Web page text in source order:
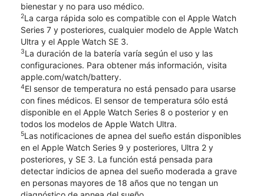
bienestar y no para uso médico.
2La carga rápida solo es compatible con el Apple Watch
Series 7 y posteriores, cualquier modelo de Apple Watch
Ultra y el Apple Watch SE 3.
3La duración de la batería varía según el uso y las
configuraciones. Para obtener más información, visita
apple.com/watch/battery.
4El sensor de temperatura no está pensado para usarse
con fines médicos. El sensor de temperatura sólo está
disponible en el Apple Watch Series 8 o posterior y en
todos los modelos de Apple Watch Ultra.
5Las notificaciones de apnea del sueño están disponibles
en el Apple Watch Series 9 y posteriores, Ultra 2 y
posteriores, y SE 3. La función está pensada para
detectar indicios de apnea del sueño moderada a grave
en personas mayores de 18 años que no tengan un